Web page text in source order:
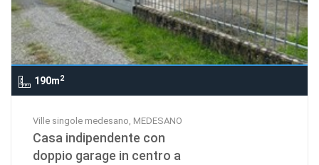
190m2
Ville singole medesano, MEDESANO
Casa indipendente con
doppio garage in centro a